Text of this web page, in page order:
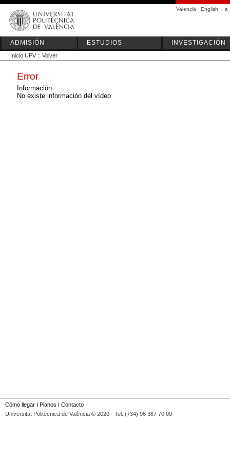
Valencià · English I a
ADMISIÓN ESTUDIOS INVESTIGACIÓN
Inicio UPV :: Volver
Error
Información
No existe información del vídeo
Cómo llegar I Planos I Contacto
Universitat Politècnica de València © 2020 · Tel. (+34) 96 387 70 00